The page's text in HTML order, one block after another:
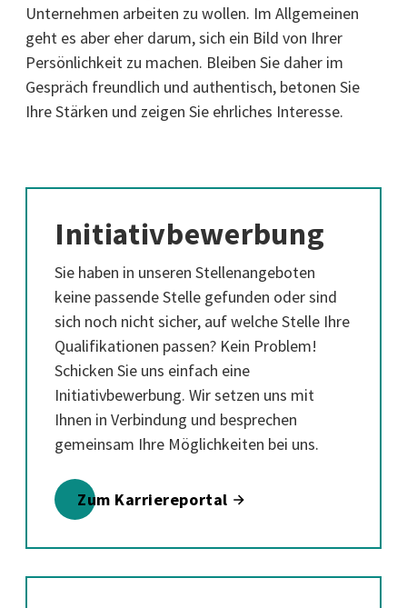
Unternehmen arbeiten zu wollen. Im Allgemeinen
geht es aber eher darum, sich ein Bild von Ihrer
Persönlichkeit zu machen. Bleiben Sie daher im
Gespräch freundlich und authentisch, betonen Sie
Ihre Stärken und zeigen Sie ehrliches Interesse.
Initiativbewerbung
Sie haben in unseren Stellenangeboten
keine passende Stelle gefunden oder sind
sich noch nicht sicher, auf welche Stelle Ihre
Qualifikationen passen? Kein Problem!
Schicken Sie uns einfach eine
Initiativbewerbung. Wir setzen uns mit
Ihnen in Verbindung und besprechen
gemeinsam Ihre Möglichkeiten bei uns.
Zum Karriereportal